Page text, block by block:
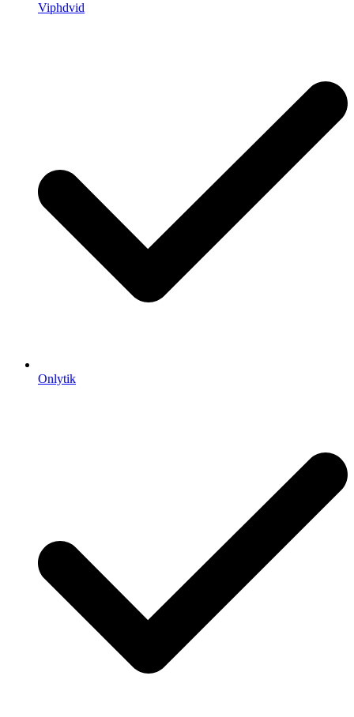
Viphdvid
Onlytik